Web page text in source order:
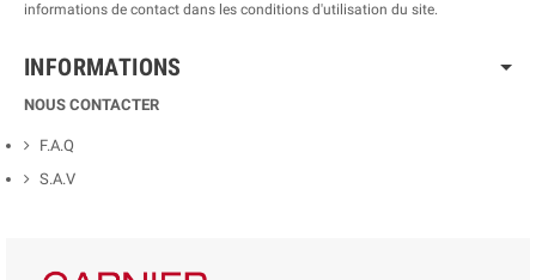
informations de contact dans les conditions d'utilisation du site.
INFORMATIONS
NOUS CONTACTER
F.A.Q
S.A.V